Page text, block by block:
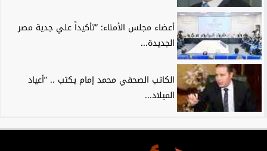
أعضاء مجلس الأمناء: ”تأكيداً علي جدية مصر
الجديدة...
الكاتب الصحفي محمد إمام يكتب .. ”أعياد
الميلاد...